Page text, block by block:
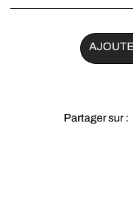
Partager sur :